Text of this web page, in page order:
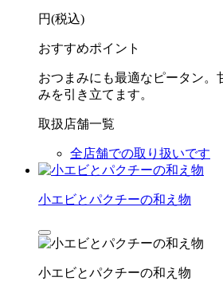
円(税込)
おすすめポイント
おつまみにも最適なピータン。
みを引き立てます。
取扱店舗一覧
全店舗での取り扱いです
小エビとパクチーの和え物
小エビとパクチーの和え物